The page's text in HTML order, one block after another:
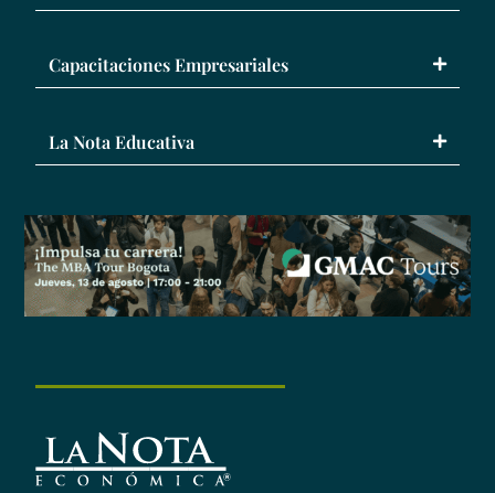
Capacitaciones Empresariales
La Nota Educativa